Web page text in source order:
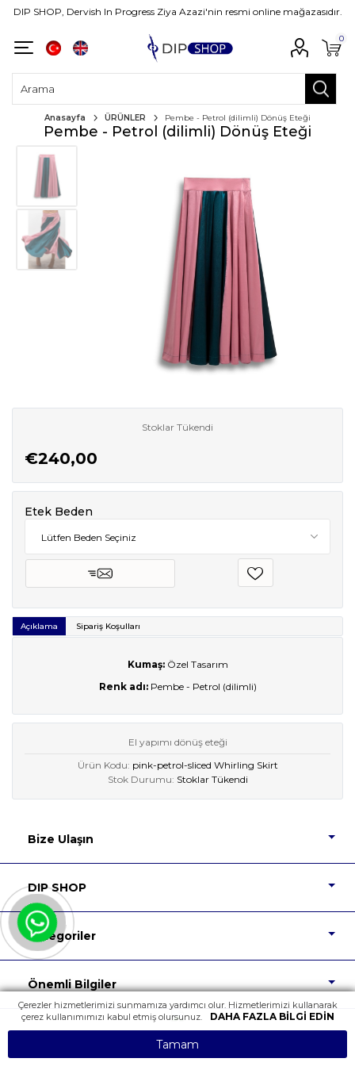
DIP SHOP, Dervish In Progress Ziya Azazi'nin resmi online mağazasıdır.
0
Anasayfa ÜRÜNLER Pembe - Petrol (dilimli) Dönüş Eteği
Pembe - Petrol (dilimli) Dönüş Eteği
Stoklar Tükendi
€240,00
Etek Beden
Açıklama Sipariş Koşulları
Kumaş:Özel Tasarım
Renk adı: Pembe - Petrol (dilimli)
El yapımı dönüş eteği
Ürün Kodu: pink-petrol-sliced Whirling Skirt
Stok Durumu: Stoklar Tükendi
Bize Ulaşın
DIP SHOP
Kategoriler
Önemli Bilgiler
Tüm Hakları Saklıdır.
nopCommerce Design
Çerezler hizmetlerimizi sunmamıza yardımcı olur. Hizmetlerimizi kullanarak
çerez kullanımımızı kabul etmiş olursunuz.
DAHA FAZLA BILGI EDIN
Tamam